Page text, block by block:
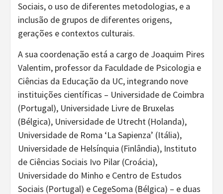
Sociais, o uso de diferentes metodologias, e a
inclusão de grupos de diferentes origens,
gerações e contextos culturais.
A sua coordenação está a cargo de Joaquim Pires
Valentim, professor da Faculdade de Psicologia e
Ciências da Educação da UC, integrando nove
instituições científicas – Universidade de Coimbra
(Portugal), Universidade Livre de Bruxelas
(Bélgica), Universidade de Utrecht (Holanda),
Universidade de Roma ‘La Sapienza’ (Itália),
Universidade de Helsínquia (Finlândia), Instituto
de Ciências Sociais Ivo Pilar (Croácia),
Universidade do Minho e Centro de Estudos
Sociais (Portugal) e CegeSoma (Bélgica) – e duas